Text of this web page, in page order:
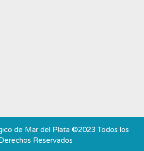
de Mar del Plata ©2023 Todos los
Reservados